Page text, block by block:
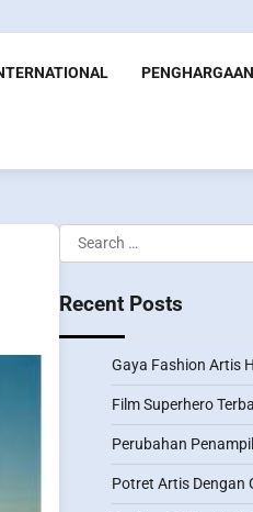
PENGHARGAAN
Search
for:
Recent Posts
Gaya Fashion Artis
Film Superhero
Perubahan
Potret Artis Dengan